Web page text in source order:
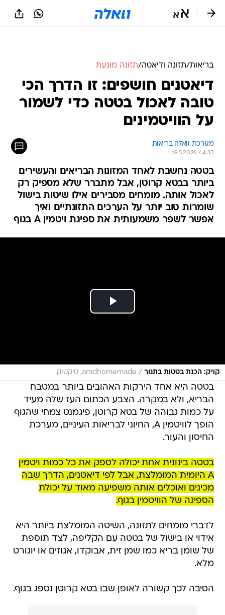
בריאות/תזונה ודיאטה/תזונה מונעת
דיאטנים חושפים: זו הדרך הכי
טובה לאכול בטטה כדי לשמור
על הוויטמינים
מערכת וואלה בריאות
19.5.2026 / 4:33
בטטה נחשבת לאחד המזונות הבריאים והעשירים
ביותר בבטא קרוטן, אבל מתברר שלא מספיק רק
לאכול אותה. מומחים מסבירים אילו שיטות בישול
שומרות טוב יותר על הערכים התזונתיים ואיך
אפשר לשפר משמעותית את ספיגת ויטמין A בגוף
קויק: הכנת בטטות בתנור / amdhomemade, טיקטוק
בטטה היא אחד הירקות האהובים ביותר במטבח
הבריא, ולא במקרה. הצבע הכתום העז שלה מעיד
על כמות גבוהה של בטא קרוטן, פיגמנט צמחי שהגוף
הופך לוויטמין A, החיוני לבריאות העיניים, מערכת
החיסון והעור.
בטטה בינונית אחת יכולה לספק את כל כמות ויטמין
A היומית המומלצת, אבל לפי דיאטנים, הדרך שבה
מכינים ואוכלים אותה משפיעה מאוד על יכולת
הספיגה של הוויטמין בגוף.
לדברי מומחים לתזונה, השיטה המומלצת ביותר היא
אידוי או בישול של בטטה עם הקליפה, לצד תוספת
של שומן בריא כמו שמן זית, אבוקדו, אגוזים או יוגורט
מלא.
הסיבה לכך קשורה לאופן שבו בטא קרוטן נספג בגוף.